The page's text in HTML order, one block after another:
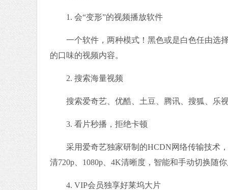
1. 会“变形”的视频播放软件
一个软件，两种模式！黑色或是白色任由选择
的口味的视频内容。
2. 搜索海量视频
搜索爱奇艺、优酷、土豆、腾讯、搜狐、乐视
3. 看片秒播，拒绝卡顿
采用爱奇艺独家研制的HCDN网络传输技术，
清720p、1080p、4K清晰度，智能和手动切换随
4. VIP会员独享好莱坞大片